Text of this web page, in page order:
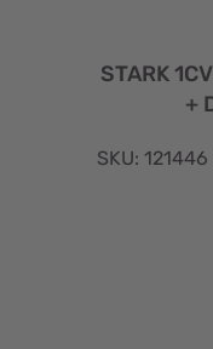
STARK
+
SKU: 121446